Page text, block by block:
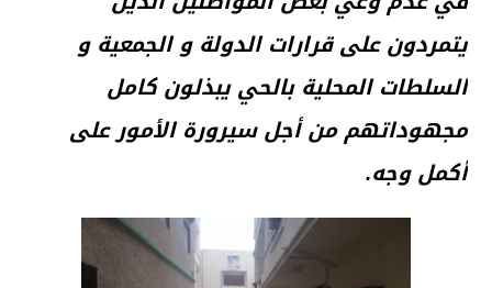
يتمردون على قرارات الدولة و الجمعية و
السلطات المحلية بالحي يبذلون كامل
مجهوداتهم من أجل سيرورة الأمور على
أكمل وجه.